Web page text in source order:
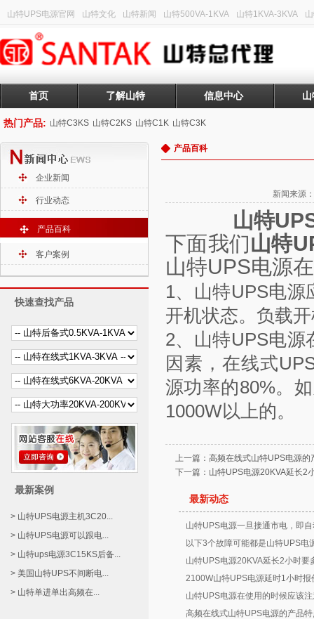
山特UPS电源官网 山特文化 山特新闻 山特500VA-1KVA 山特1KVA-3KVA
首页 了解山特 信息中心
热门产品: 山特C3KS 山特C2KS 山特C1K 山特C3K
企业新闻
行业动态
产品百科
客户案例
快速查找产品
最新案例
> 山特UPS电源主机3C20...
> 山特UPS电源可以跟电...
> 山特ups电源3C15KS后备...
> 美国山特UPS不间断电...
> 山特单进单出高频在...
产品百科
新闻来源
山特
下面我们山特
山特UPS电源
1、山特UPS电源
开机状态。负载
2、山特UPS电源
因素，在线式
源功率的80%。
1000W以上的。
上一篇： 高频在线式山特UPS电源的
下一篇： 山特UPS电源20KVA延长2
最新动态
山特UPS电源一旦接通市电，即
以下3个故障可能都是山特UPS电
山特UPS电源20KVA延长2小时要
2100W山特UPS电源延时1小时报
山特UPS电源在使用的时候应该
高频在线式山特UPS电源的产品